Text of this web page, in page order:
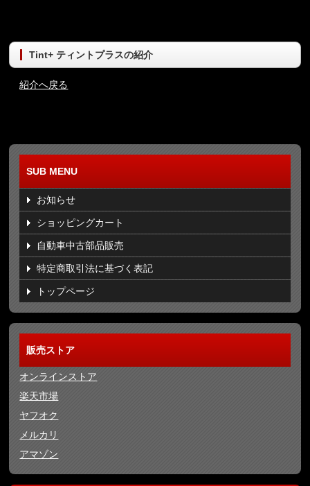
Tint+ ティントプラスの紹介
紹介へ戻る
SUB MENU
お知らせ
ショッピングカート
自動車中古部品販売
特定商取引法に基づく表記
トップページ
販売ストア
オンラインストア
楽天市場
ヤフオク
メルカリ
アマゾン